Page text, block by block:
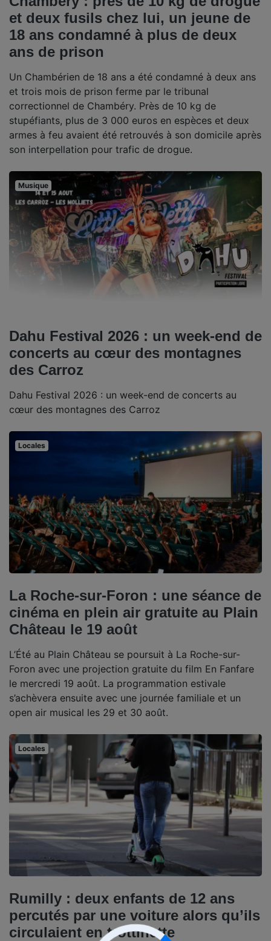
et deux fusils chez lui, un jeune de
18 ans condamné à plus de deux
ans de prison
Un Chambérien de 18 ans a été condamné à deux ans
et trois mois de prison ferme par le tribunal
correctionnel de Chambéry. Près de 10 kg de
stupéfiants, plus de 3 000 euros en espèces et deux
armes à feu avaient été retrouvés à son domicile après
son interpellation pour trafic de drogue.
Musique
Dahu Festival 2026 : un week-end de
concerts au cœur des montagnes
des Carroz
Dahu Festival 2026 : un week-end de concerts au
cœur des montagnes des Carroz
Locales
La Roche-sur-Foron : une séance de
cinéma en plein air gratuite au Plain
Château le 19 août
L’Été au Plain Château se poursuit à La Roche-sur-
Foron avec une projection gratuite du film En Fanfare
le mercredi 19 août. La programmation estivale
s’achèvera ensuite avec une journée familiale et un
open air musical les 29 et 30 août.
Locales
Rumilly : deux enfants de 12 ans
percutés par une voiture alors qu’ils
circulaient en trottinette